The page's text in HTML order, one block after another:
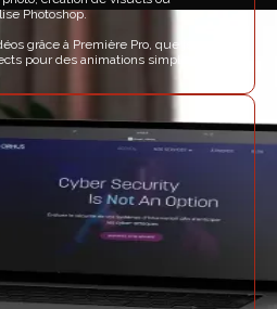
Photoshop.
grâce à Première Pro, que je
pour des animations simples.